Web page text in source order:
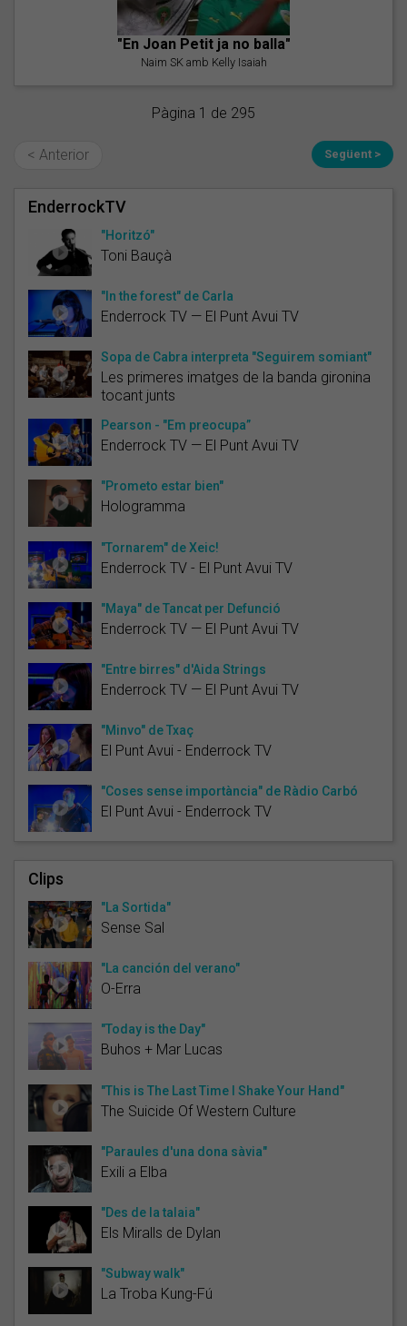
"En Joan Petit ja no balla"
Naim SK amb Kelly Isaiah
Pàgina 1 de 295
< Anterior Següent >
EnderrockTV
"Horitzó"
Toni Bauçà
"In the forest" de Carla
Enderrock TV — El Punt Avui TV
Sopa de Cabra interpreta "Seguirem somiant"
Les primeres imatges de la banda gironina
tocant junts
Pearson - "Em preocupa”
Enderrock TV — El Punt Avui TV
"Prometo estar bien"
Hologramma
"Tornarem" de Xeic!
Enderrock TV - El Punt Avui TV
"Maya" de Tancat per Defunció
Enderrock TV — El Punt Avui TV
"Entre birres" d'Aida Strings
Enderrock TV — El Punt Avui TV
"Minvo" de Txaç
El Punt Avui - Enderrock TV
"Coses sense importància" de Ràdio Carbó
El Punt Avui - Enderrock TV
Clips
"La Sortida"
Sense Sal
"La canción del verano"
O-Erra
"Today is the Day"
Buhos + Mar Lucas
"This is The Last Time I Shake Your Hand"
The Suicide Of Western Culture
"Paraules d'una dona sàvia"
Exili a Elba
"Des de la talaia"
Els Miralls de Dylan
"Subway walk"
La Troba Kung-Fú